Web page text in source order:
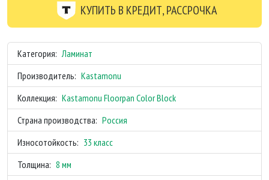
КУПИТЬ В КРЕДИТ, РАССРОЧКА
Категория: Ламинат
Производитель: Kastamonu
Коллекция: Kastamonu Floorpan Color Block
Страна производства: Россия
Износотойкость: 33 класс
Толщина: 8 мм